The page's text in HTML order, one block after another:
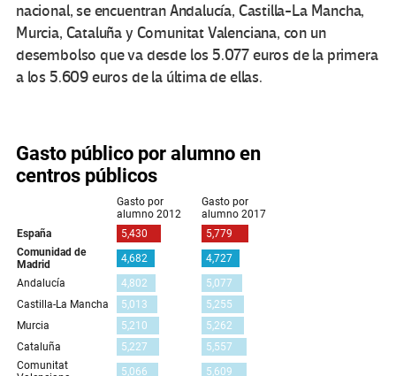
nacional, se encuentran Andalucía, Castilla-La Mancha,
Murcia, Cataluña y Comunitat Valenciana, con un
desembolso que va desde los 5.077 euros de la primera
a los 5.609 euros de la última de ellas.